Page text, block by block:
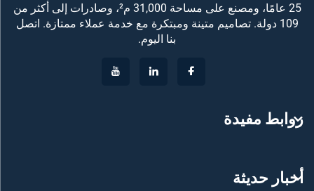
25 عامًا، ومصنع على مساحة 31,000 م²، وصادرات إلى أكثر من
109 دولة. تصاميم متينة ومبتكرة مع خدمة عملاء ممتازة. اتصل
بنا اليوم.
روابط مفيدة
أخبار حديثة